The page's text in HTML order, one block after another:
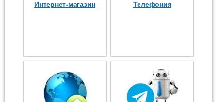
Интернет-магазин Телефония